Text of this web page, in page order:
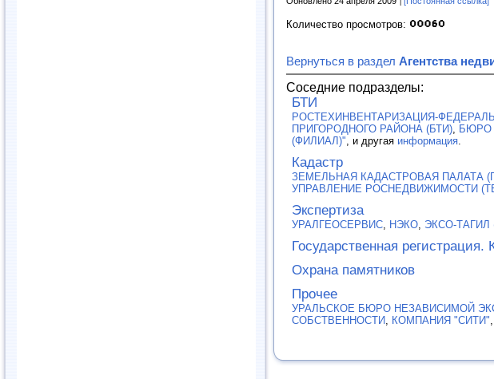
Количество просмотров:
Вернуться в раздел Агентства
Соседние подразделы:
БТИ
РОСТЕХИНВЕНТАРИЗАЦИЯ-
ПРИГОРОДНОГО РАЙОНА (БТИ) БЮРО
(ФИЛИАЛ)" , и другая информация
Кадастр
ЗЕМЕЛЬНАЯ КАДАСТРОВАЯ ПАЛАТА
УПРАВЛЕНИЕ РОСНЕДВИЖИМОСТИ
Экспертиза
УРАЛГЕОСЕРВИС НЭКО ЭКСО-
Государственная регистрация.
Охрана памятников
Прочее
УРАЛЬСКОЕ БЮРО НЕЗАВИСИМОЙ
СОБСТВЕННОСТИ КОМПАНИЯ "СИТИ"